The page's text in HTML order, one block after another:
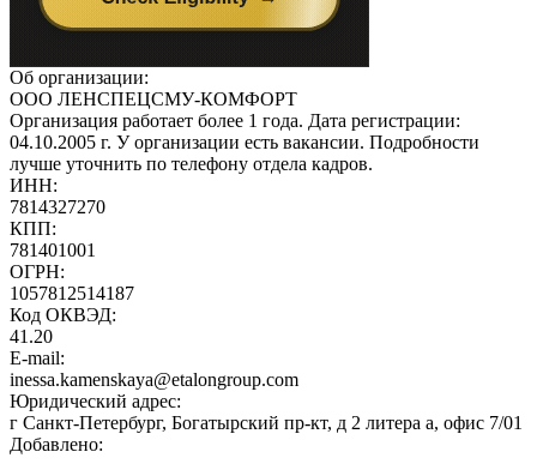
Об организации:
ООО ЛЕНСПЕЦСМУ-КОМФОРТ
Организация работает более 1 года. Дата регистрации:
04.10.2005 г. У организации есть вакансии. Подробности
лучше уточнить по телефону отдела кадров.
ИНН:
7814327270
КПП:
781401001
ОГРН:
1057812514187
Код ОКВЭД:
41.20
E-mail:
inessa.kamenskaya@etalongroup.com
Юридический адрес:
г Санкт-Петербург, Богатырский пр-кт, д 2 литера а, офис 7/01
Добавлено: